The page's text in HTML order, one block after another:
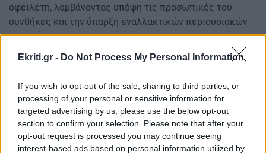
Ekriti.gr - Do Not Process My Personal Information
If you wish to opt-out of the sale, sharing to third parties, or
processing of your personal or sensitive information for
targeted advertising by us, please use the below opt-out
section to confirm your selection. Please note that after your
opt-out request is processed you may continue seeing
interest-based ads based on personal information utilized by
οφειλέτη, λαμβάνοντας υπόψη τις προσωπικές του
συνθήκες και την ύπαρξη εναλλακτικών περιουσιακών
στοιχείων.
Ενθαρρύνει τη ρύθμιση οφειλών: Αναγνωρίζει τις
χρεών τους, θεωρώντας καταχρηστική την επίσπευση
αναγκαστικής εκτέλεσης ενόψει τέτοιων διαδικασιών.
Πηγή: sofokleousin.gr
Διαβάστε επίσης: